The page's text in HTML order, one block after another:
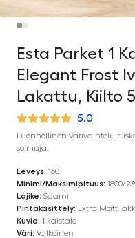
Esta Parket 1
Elegant Frost
Lakattu, Kiilto
5.0
Luonnollinen värivaihtelu
solmuja.
Leveys: 160
Minimi/Maksimipituus: 1800/
Lajike: Saarni
Pintakäsittely: Extra Matt
Kuvio: 1 kaistale
Väri: Valkoinen